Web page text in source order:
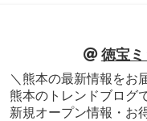
徳宝
＼熊本の最新情報をお
熊本のトレンドブログ
新規オープン情報・お